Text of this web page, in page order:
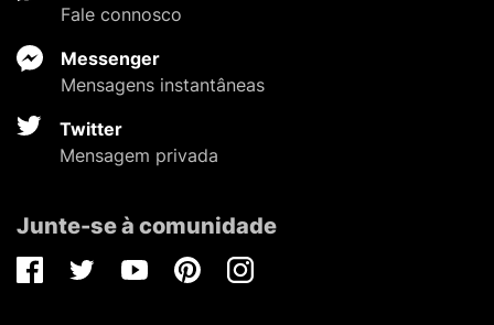
Fale connosco
Messenger
Mensagens instantâneas
Twitter
Mensagem privada
Junte-se à comunidade
FacebookTwitterYoutubePinterestInstagram